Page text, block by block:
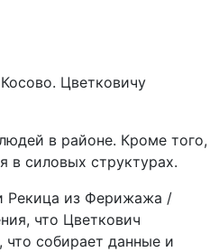
Цветковичу
в районе. Кроме того,
в силовых структурах.
Рекица из Ферижажа /
что Цветкович
собирает данные и